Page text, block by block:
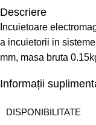
Descriere
Incuietoare
a incuietorii in
mm, masa bruta
Informații
DISPONIBILITATE